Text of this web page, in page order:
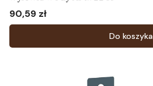
Cena
90,59 zł
Do koszyka